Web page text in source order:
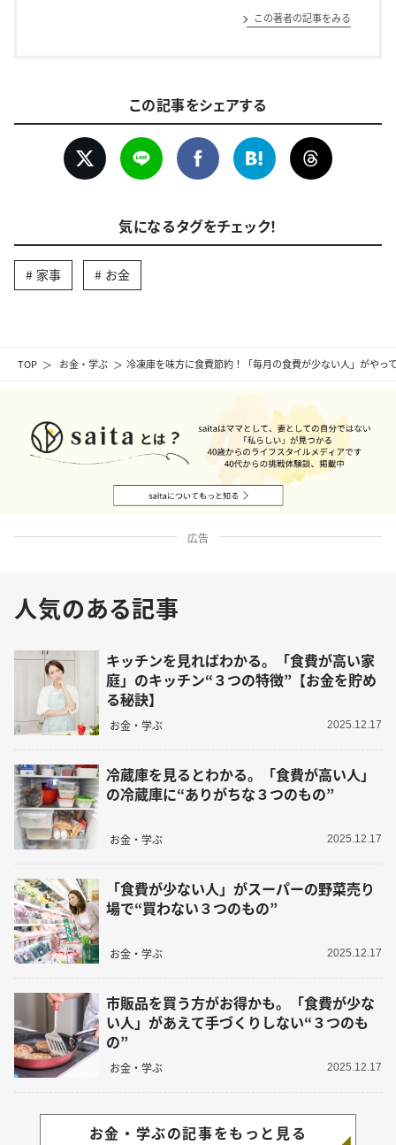
TOP お金・学ぶ 冷凍庫を味方に食費節約！「毎月の食費が少ない人」がやっ
この著者の記事をみる
この記事をシェアする
気になるタグをチェック！
家事 お金
広告
人気のある記事
キッチンを見ればわかる。「食費が高い家
庭」のキッチン“３つの特徴”【お金を貯め
る秘訣】
お金・学ぶ 2025.12.17
冷蔵庫を見るとわかる。「食費が高い人」
の冷蔵庫に“ありがちな３つのもの”
お金・学ぶ 2025.12.17
「食費が少ない人」がスーパーの野菜売り
場で“買わない３つのもの”
お金・学ぶ 2025.12.17
市販品を買う方がお得かも。「食費が少な
い人」があえて手づくりしない“３つのも
の”
お金・学ぶ 2025.12.17
お金・学ぶの記事をもっと見る